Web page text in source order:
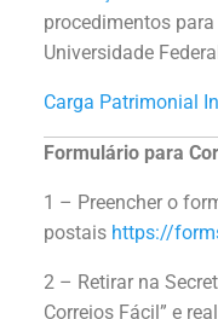
procedimentos
Universidade
Carga Patrimonial
Formulário para
1 – Preencher o
postais https://
2 – Retirar na
Correios Fácil” e